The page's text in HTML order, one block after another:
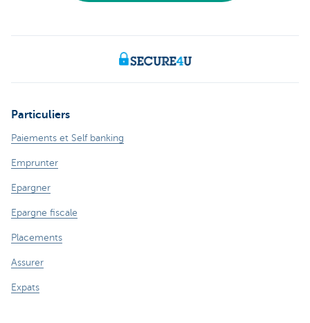
Particuliers
Paiements et Self banking
Emprunter
Epargner
Epargne fiscale
Placements
Assurer
Expats